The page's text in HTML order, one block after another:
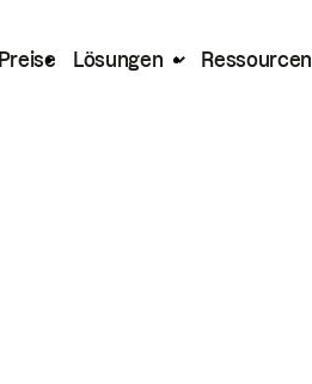
Preise Lösungen Ressourcen